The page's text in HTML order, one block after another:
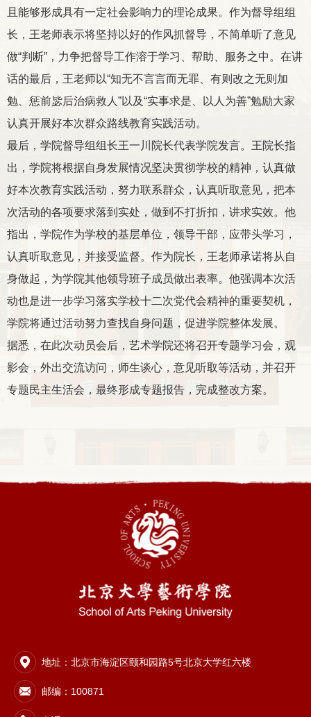
且能够形成具有一定社会影响力的理论成果。作为督导组组
长，王老师表示将坚持以好的作风抓督导，不简单听了意见
做“判断”，力争把督导工作溶于学习、帮助、服务之中。在讲
话的最后，王老师以“知无不言言而无罪、有则改之无则加
勉、惩前毖后治病救人”以及“实事求是、以人为善”勉励大家
认真开展好本次群众路线教育实践活动。
最后，学院督导组组长王一川院长代表学院发言。王院长指
出，学院将根据自身发展情况坚决贯彻学校的精神，认真做
好本次教育实践活动，努力联系群众，认真听取意见，把本
次活动的各项要求落到实处，做到不打折扣，讲求实效。他
指出，学院作为学校的基层单位，领导干部，应带头学习，
认真听取意见，并接受监督。作为院长，王老师承诺将从自
身做起，为学院其他领导班子成员做出表率。他强调本次活
动也是进一步学习落实学校十二次党代会精神的重要契机，
学院将通过活动努力查找自身问题，促进学院整体发展。
据悉，在此次动员会后，艺术学院还将召开专题学习会，观
影会，外出交流访问，师生谈心，意见听取等活动，并召开
专题民主生活会，最终形成专题报告，完成整改方案。
地址：北京市海淀区颐和园路5号北京大学红六楼
邮编：100871